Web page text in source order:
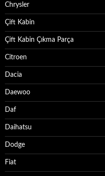
Chrysler
Çift Kabin
Çift Kabin Çıkma Parça
Citroen
Dacia
Daewoo
Daf
Daihatsu
Dodge
Fiat